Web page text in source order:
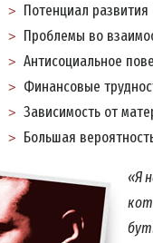
Потенциал
Проблемы во
Антисоциальное
Финансовые
Зависимость от
Большая
«Я